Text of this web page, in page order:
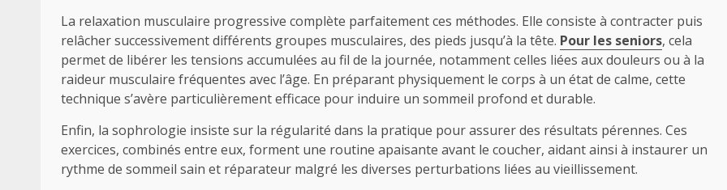
La relaxation musculaire progressive complète parfaitement ces méthodes. Elle consiste à contracter puis
relâcher successivement différents groupes musculaires, des pieds jusqu’à la tête. Pour les seniors, cela
permet de libérer les tensions accumulées au fil de la journée, notamment celles liées aux douleurs ou à la
raideur musculaire fréquentes avec l’âge. En préparant physiquement le corps à un état de calme, cette
technique s’avère particulièrement efficace pour induire un sommeil profond et durable.
Enfin, la sophrologie insiste sur la régularité dans la pratique pour assurer des résultats pérennes. Ces
exercices, combinés entre eux, forment une routine apaisante avant le coucher, aidant ainsi à instaurer un
rythme de sommeil sain et réparateur malgré les diverses perturbations liées au vieillissement.